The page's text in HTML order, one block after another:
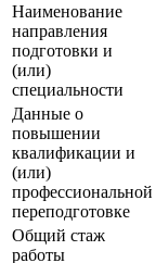
Наименование
направления
подготовки и
(или)
специальности
Данные о
повышении
квалификации и
(или)
профессиональной
переподготовке
Общий стаж
работы